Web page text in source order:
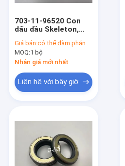
703-11-96520 Con
dấu dầu Skeleton,
dấu dầu cho xe tải
hạng nặng
Giá bán:có thể đàm phán
MOQ:1 bộ
Nhận giá mới nhất
Liên hệ với bây giờ